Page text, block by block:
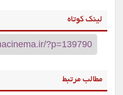
لینک کوتاه
مطالب مرتبط